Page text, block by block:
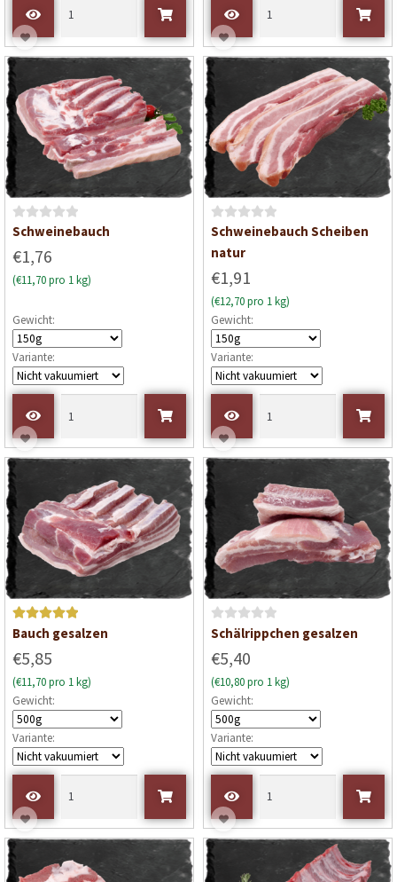
o
n
5
o
n
5
B
w
e
t
e
t
m
i
0
v
o
n
5
Schweinebauch
€1,76
(€11,70 pro 1 kg)
Gewicht:
Variante:
B
e
e
r
t
e
t
m
i
0
v
o
n
5
Schweinebauch Scheiben
natur
€1,91
(€12,70 pro 1 kg)
Gewicht:
Variante:
Bewertet mit
Bauch gesalzen
€5,85
(€11,70 pro 1 kg)
Gewicht:
Variante:
B
w
e
r
e
t
0
v
Schälrippchen gesalzen
€5,40
(€10,80 pro 1 kg)
Gewicht:
Variante: